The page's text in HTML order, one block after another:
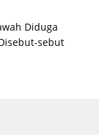
Diduga
sebut